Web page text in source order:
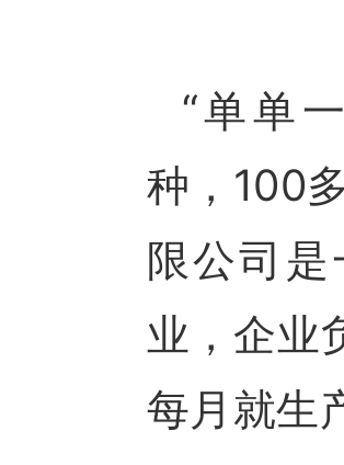
“单单
种，100
限公司
业，企业
每月就生